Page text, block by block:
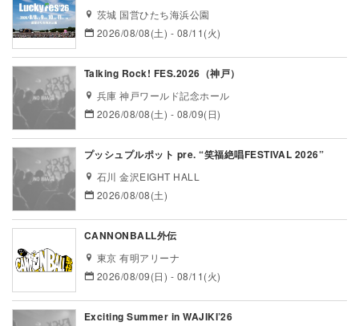
茨城 国営ひたち海浜公園
2026/08/08(土) - 08/11(火)
Talking Rock! FES.2026（神戸）
兵庫 神戸ワールド記念ホール
2026/08/08(土) - 08/09(日)
プッシュプルポット pre. “笑福絶唱FESTIVAL 2026”
石川 金沢EIGHT HALL
2026/08/08(土)
CANNONBALL外伝
東京 有明アリーナ
2026/08/09(日) - 08/11(火)
Exciting Summer in WAJIKI’26